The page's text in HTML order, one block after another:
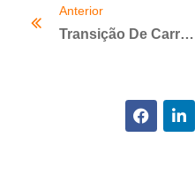
Anterior
Transição De Carreira: Por Onde Começar? Confira Dicas